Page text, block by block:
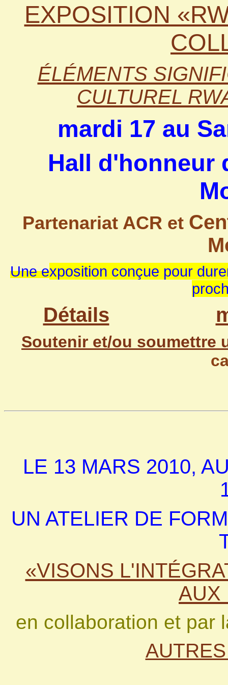
EXPOSITION
ÉLÉMENTS
CULTUREL
mardi 17 au
Hall d'honneur
Partenariat ACR et
Une exposition conçue pour
Détails
Soutenir et/ou soumettre
LE 13 MARS 2010,
UN ATELIER DE
«VISONS
AUX
en collaboration et par